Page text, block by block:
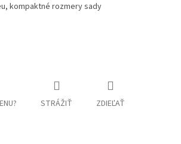
kompaktné rozmery sady
STRÁŽIŤ ZDIEĽAŤ